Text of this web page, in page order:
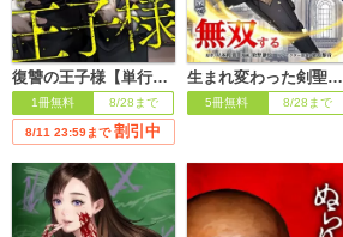
復讐の王子様【単行本版】
1冊無料 8/28まで
8/11 23:59まで 割引中
生まれ変わった剣聖、剣士が冷遇される魔術至上主義の学園で無双する
5冊無料 8/28まで